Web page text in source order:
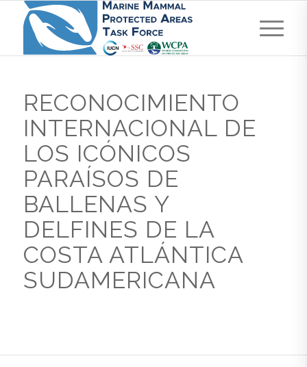
RECONOCIMIENTO
INTERNACIONAL DE
LOS ICÓNICOS
PARAÍSOS DE
BALLENAS Y
DELFINES DE LA
COSTA ATLÁNTICA
SUDAMERICANA